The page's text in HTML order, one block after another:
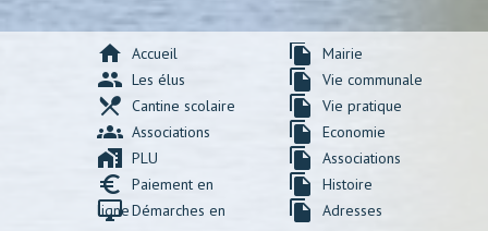
home Accueil
group Les élus
local_dining Cantine scolaire
groups Associations
maps_home_work PLU
euro_symbol
Paiement en
ligne
desktop_windowsDémarches en
file_copy Mairie
file_copy Vie communale
file_copy Vie pratique
file_copy Economie
file_copy Associations
file_copy Histoire
file_copy Adresses